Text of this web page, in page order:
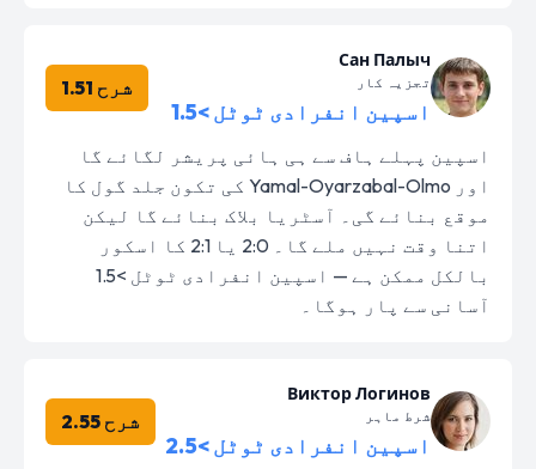
Сан Палыч
تجزیہ کار
اسپین انفرادی ٹوٹل >1.5
شرح 1.51
اسپین پہلے ہاف سے ہی ہائی پریشر لگائے گا
اور Yamal-Oyarzabal-Olmo کی تکون جلد گول کا
موقع بنائے گی۔ آسٹریا بلاک بنائے گا لیکن
اتنا وقت نہیں ملے گا۔ 2:0 یا 2:1 کا اسکور
بالکل ممکن ہے — اسپین انفرادی ٹوٹل >1.5
آسانی سے پار ہوگا۔
Виктор Логинов
شرط ماہر
اسپین انفرادی ٹوٹل >2.5
شرح 2.55